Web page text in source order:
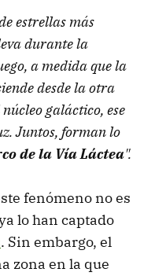
estrellas más
durante la
a medida que la
desde la otra
galáctico, ese
Juntos, forman lo
de la Vía Láctea".
fenómeno no es
lo han captado
. Sin embargo, el
zona en la que